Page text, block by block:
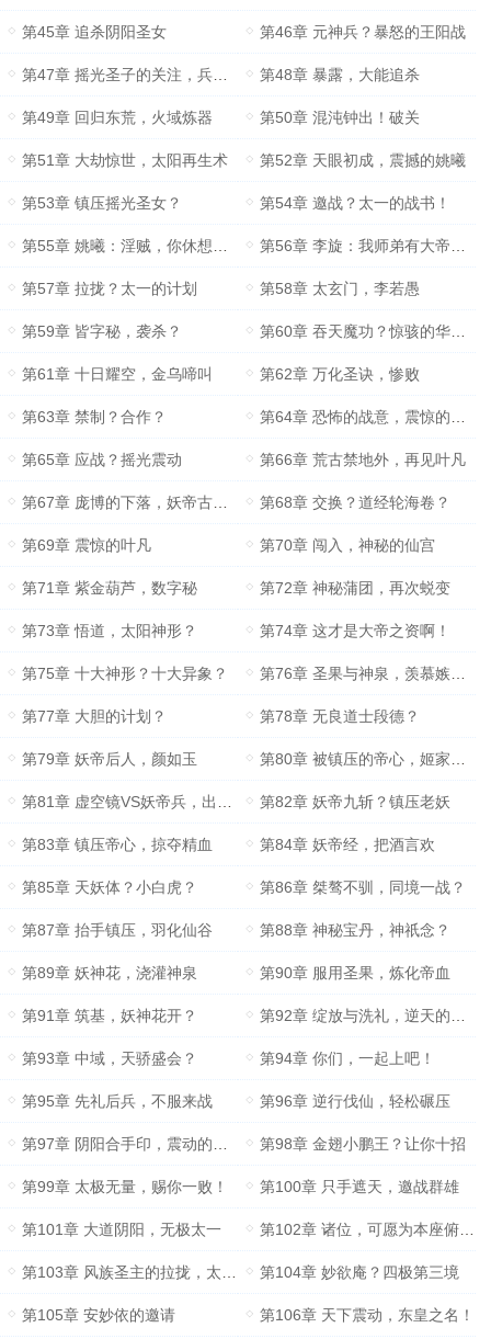
第45章 追杀阴阳圣女 第46章 元神兵？暴怒的王阳战
第47章 摇光圣子的关注，兵字秘 第48章 暴露，大能追杀
第49章 回归东荒，火域炼器 第50章 混沌钟出！破关
第51章 大劫惊世，太阳再生术 第52章 天眼初成，震撼的姚曦
第53章 镇压摇光圣女？ 第54章 邀战？太一的战书！
第55章 姚曦：淫贼，你休想得逞！ 第56章 李旋：我师弟有大帝之姿
第57章 拉拢？太一的计划 第58章 太玄门，李若愚
第59章 皆字秘，袭杀？ 第60章 吞天魔功？惊骇的华云飞
第61章 十日耀空，金乌啼叫 第62章 万化圣诀，惨败
第63章 禁制？合作？ 第64章 恐怖的战意，震惊的摇光
第65章 应战？摇光震动 第66章 荒古禁地外，再见叶凡
第67章 庞博的下落，妖帝古经？ 第68章 交换？道经轮海卷？
第69章 震惊的叶凡 第70章 闯入，神秘的仙宫
第71章 紫金葫芦，数字秘 第72章 神秘蒲团，再次蜕变
第73章 悟道，太阳神形？ 第74章 这才是大帝之资啊！
第75章 十大神形？十大异象？ 第76章 圣果与神泉，羡慕嫉妒恨的叶凡
第77章 大胆的计划？ 第78章 无良道士段德？
第79章 妖帝后人，颜如玉 第80章 被镇压的帝心，姬家来袭
第81章 虚空镜VS妖帝兵，出手！ 第82章 妖帝九斩？镇压老妖
第83章 镇压帝心，掠夺精血 第84章 妖帝经，把酒言欢
第85章 天妖体？小白虎？ 第86章 桀骜不驯，同境一战？
第87章 抬手镇压，羽化仙谷 第88章 神秘宝丹，神祇念？
第89章 妖神花，浇灌神泉 第90章 服用圣果，炼化帝血
第91章 筑基，妖神花开？ 第92章 绽放与洗礼，逆天的小白虎
第93章 中域，天骄盛会？ 第94章 你们，一起上吧！
第95章 先礼后兵，不服来战 第96章 逆行伐仙，轻松碾压
第97章 阴阳合手印，震动的大人物们 第98章 金翅小鹏王？让你十招
第99章 太极无量，赐你一败！ 第100章 只手遮天，邀战群雄
第101章 大道阴阳，无极太一 第102章 诸位，可愿为本座俯首？
第103章 风族圣主的拉拢，太阳体？ 第104章 妙欲庵？四极第三境
第105章 安妙依的邀请 第106章 天下震动，东皇之名！